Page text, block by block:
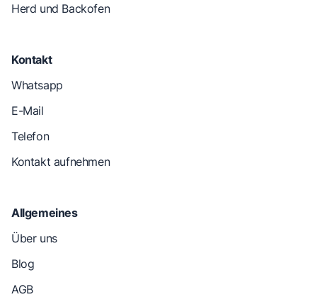
Herd und Backofen
Kontakt
Whatsapp
E-Mail
Telefon
Kontakt aufnehmen
Allgemeines
Über uns
Blog
AGB